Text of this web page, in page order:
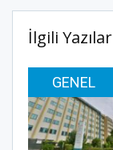
İlgili Yazılar
GENEL